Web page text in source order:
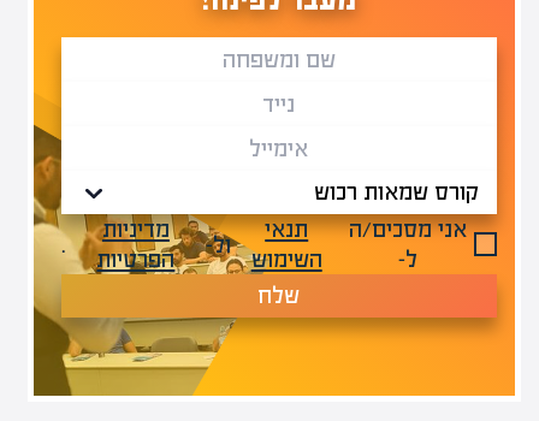
אני מסכים/ה
ל-
תנאי
השימוש
ול-
מדיניות
הפרטיות
.
שלח